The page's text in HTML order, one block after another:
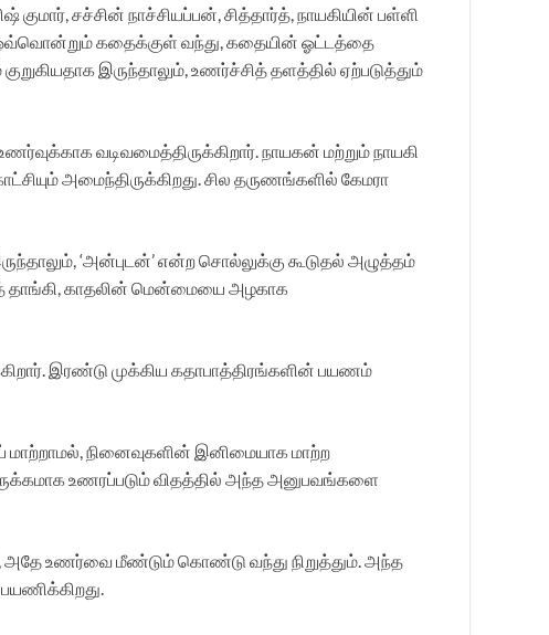
சச்சின் நாச்சியப்பன், சித்தார்த், நாயகியின் பள்ளி
கதைக்குள் வந்து, கதையின் ஓட்டத்தை
இருந்தாலும், உணர்ச்சித் தளத்தில் ஏற்படுத்தும்
வடிவமைத்திருக்கிறார். நாயகன் மற்றும் நாயகி
அமைந்திருக்கிறது. சில தருணங்களில் கேமரா
‘அன்புடன்’ என்ற சொல்லுக்கு கூடுதல் அழுத்தம்
தாங்கி, காதலின் மென்மையை அழகாக
இரண்டு முக்கிய கதாபாத்திரங்களின் பயணம்
நினைவுகளின் இனிமையாக மாற்ற
உணரப்படும் விதத்தில் அந்த அனுபவங்களை
அதே உணர்வை மீண்டும் கொண்டு வந்து நிறுத்தும். அந்த